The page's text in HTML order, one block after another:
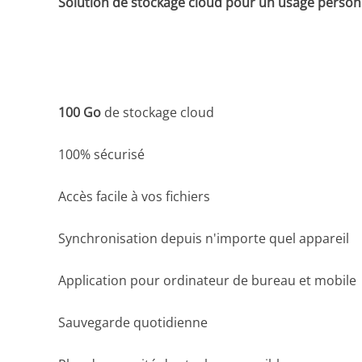
100 Go de stockage cloud
100% sécurisé
Accès facile à vos fichiers
Synchronisation depuis n'importe quel appareil
Application pour ordinateur de bureau et mobile
Sauvegarde quotidienne